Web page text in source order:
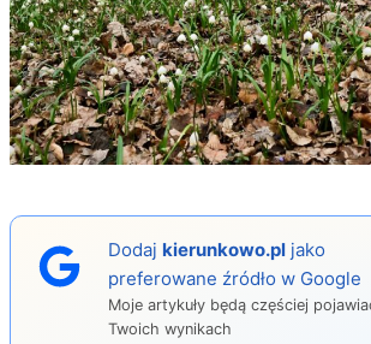
Dodajkierunkowo.pl jako
preferowane źródło w Google
Moje artykuły będą częściej
Twoich wynikach